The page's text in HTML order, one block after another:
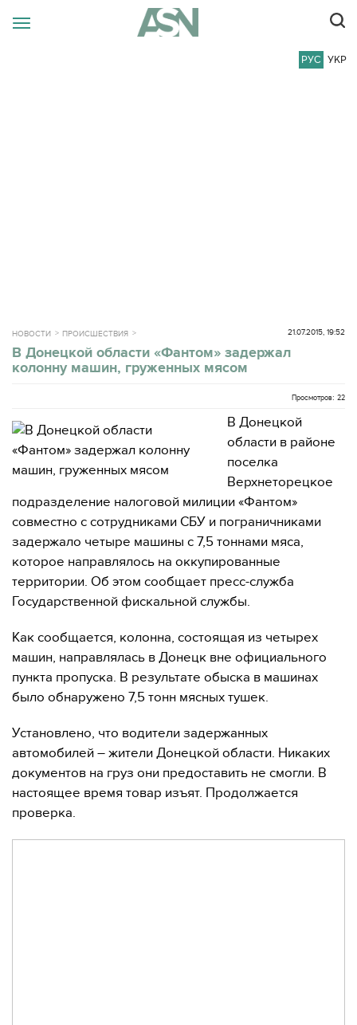
РУС УКР
НОВОСТИ ПРОИСШЕСТВИЯ 21.07.2015, 19:52
В Донецкой области «Фантом» задержал
колонну машин, груженных мясом
Просмотров: 22
В Донецкой
области в районе
поселка
Верхнеторецкое
подразделение налоговой милиции «Фантом»
совместно с сотрудниками СБУ и пограничниками
задержало четыре машины с 7,5 тоннами мяса,
которое направлялось на оккупированные
территории. Об этом сообщает пресс-служба
Государственной фискальной службы.
Как сообщается, колонна, состоящая из четырех
машин, направлялась в Донецк вне официального
пункта пропуска. В результате обыска в машинах
было обнаружено 7,5 тонн мясных тушек.
Установлено, что водители задержанных
автомобилей – жители Донецкой области. Никаких
документов на груз они предоставить не смогли. В
настоящее время товар изъят. Продолжается
проверка.